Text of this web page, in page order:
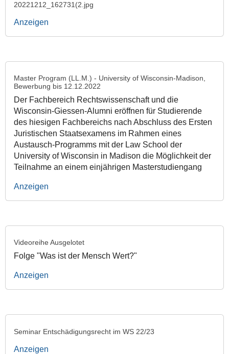
20221212_162731(2.jpg
Anzeigen
Master Program (LL.M.) - University of Wisconsin-Madison,
Bewerbung bis 12.12.2022
Der Fachbereich Rechtswissenschaft und die
Wisconsin-Giessen-Alumni eröffnen für Studierende
des hiesigen Fachbereichs nach Abschluss des Ersten
Juristischen Staatsexamens im Rahmen eines
Austausch-Programms mit der Law School der
University of Wisconsin in Madison die Möglichkeit der
Teilnahme an einem einjährigen Masterstudiengang
Anzeigen
Videoreihe Ausgelotet
Folge "Was ist der Mensch Wert?"
Anzeigen
Seminar Entschädigungsrecht im WS 22/23
Anzeigen